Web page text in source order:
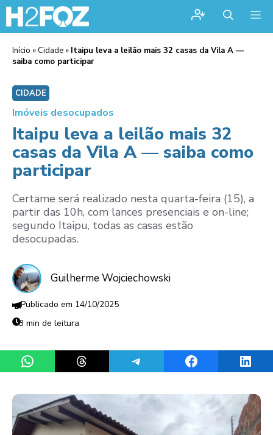
Início » Cidade » Itaipu leva a leilão mais 32 casas da Vila A —
saiba como participar
CIDADE
Imóveis desocupados
Itaipu leva a leilão mais 32
casas da Vila A — saiba como
participar
Certame será realizado nesta quarta-feira (15), a
partir das 10h, com lances presenciais e on-line;
segundo Itaipu, todas as casas estão
desocupadas.
Guilherme Wojciechowski
14/10/2025
3 min de leitura
Share on WhatsAppShare on ThreadsShare on TelegramShare on Facebook